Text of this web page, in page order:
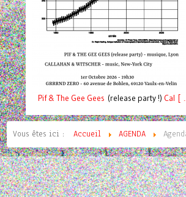
Pif& The Gee Gees (release party !) Cal [
Vous êtes ici : Accueil AGENDA